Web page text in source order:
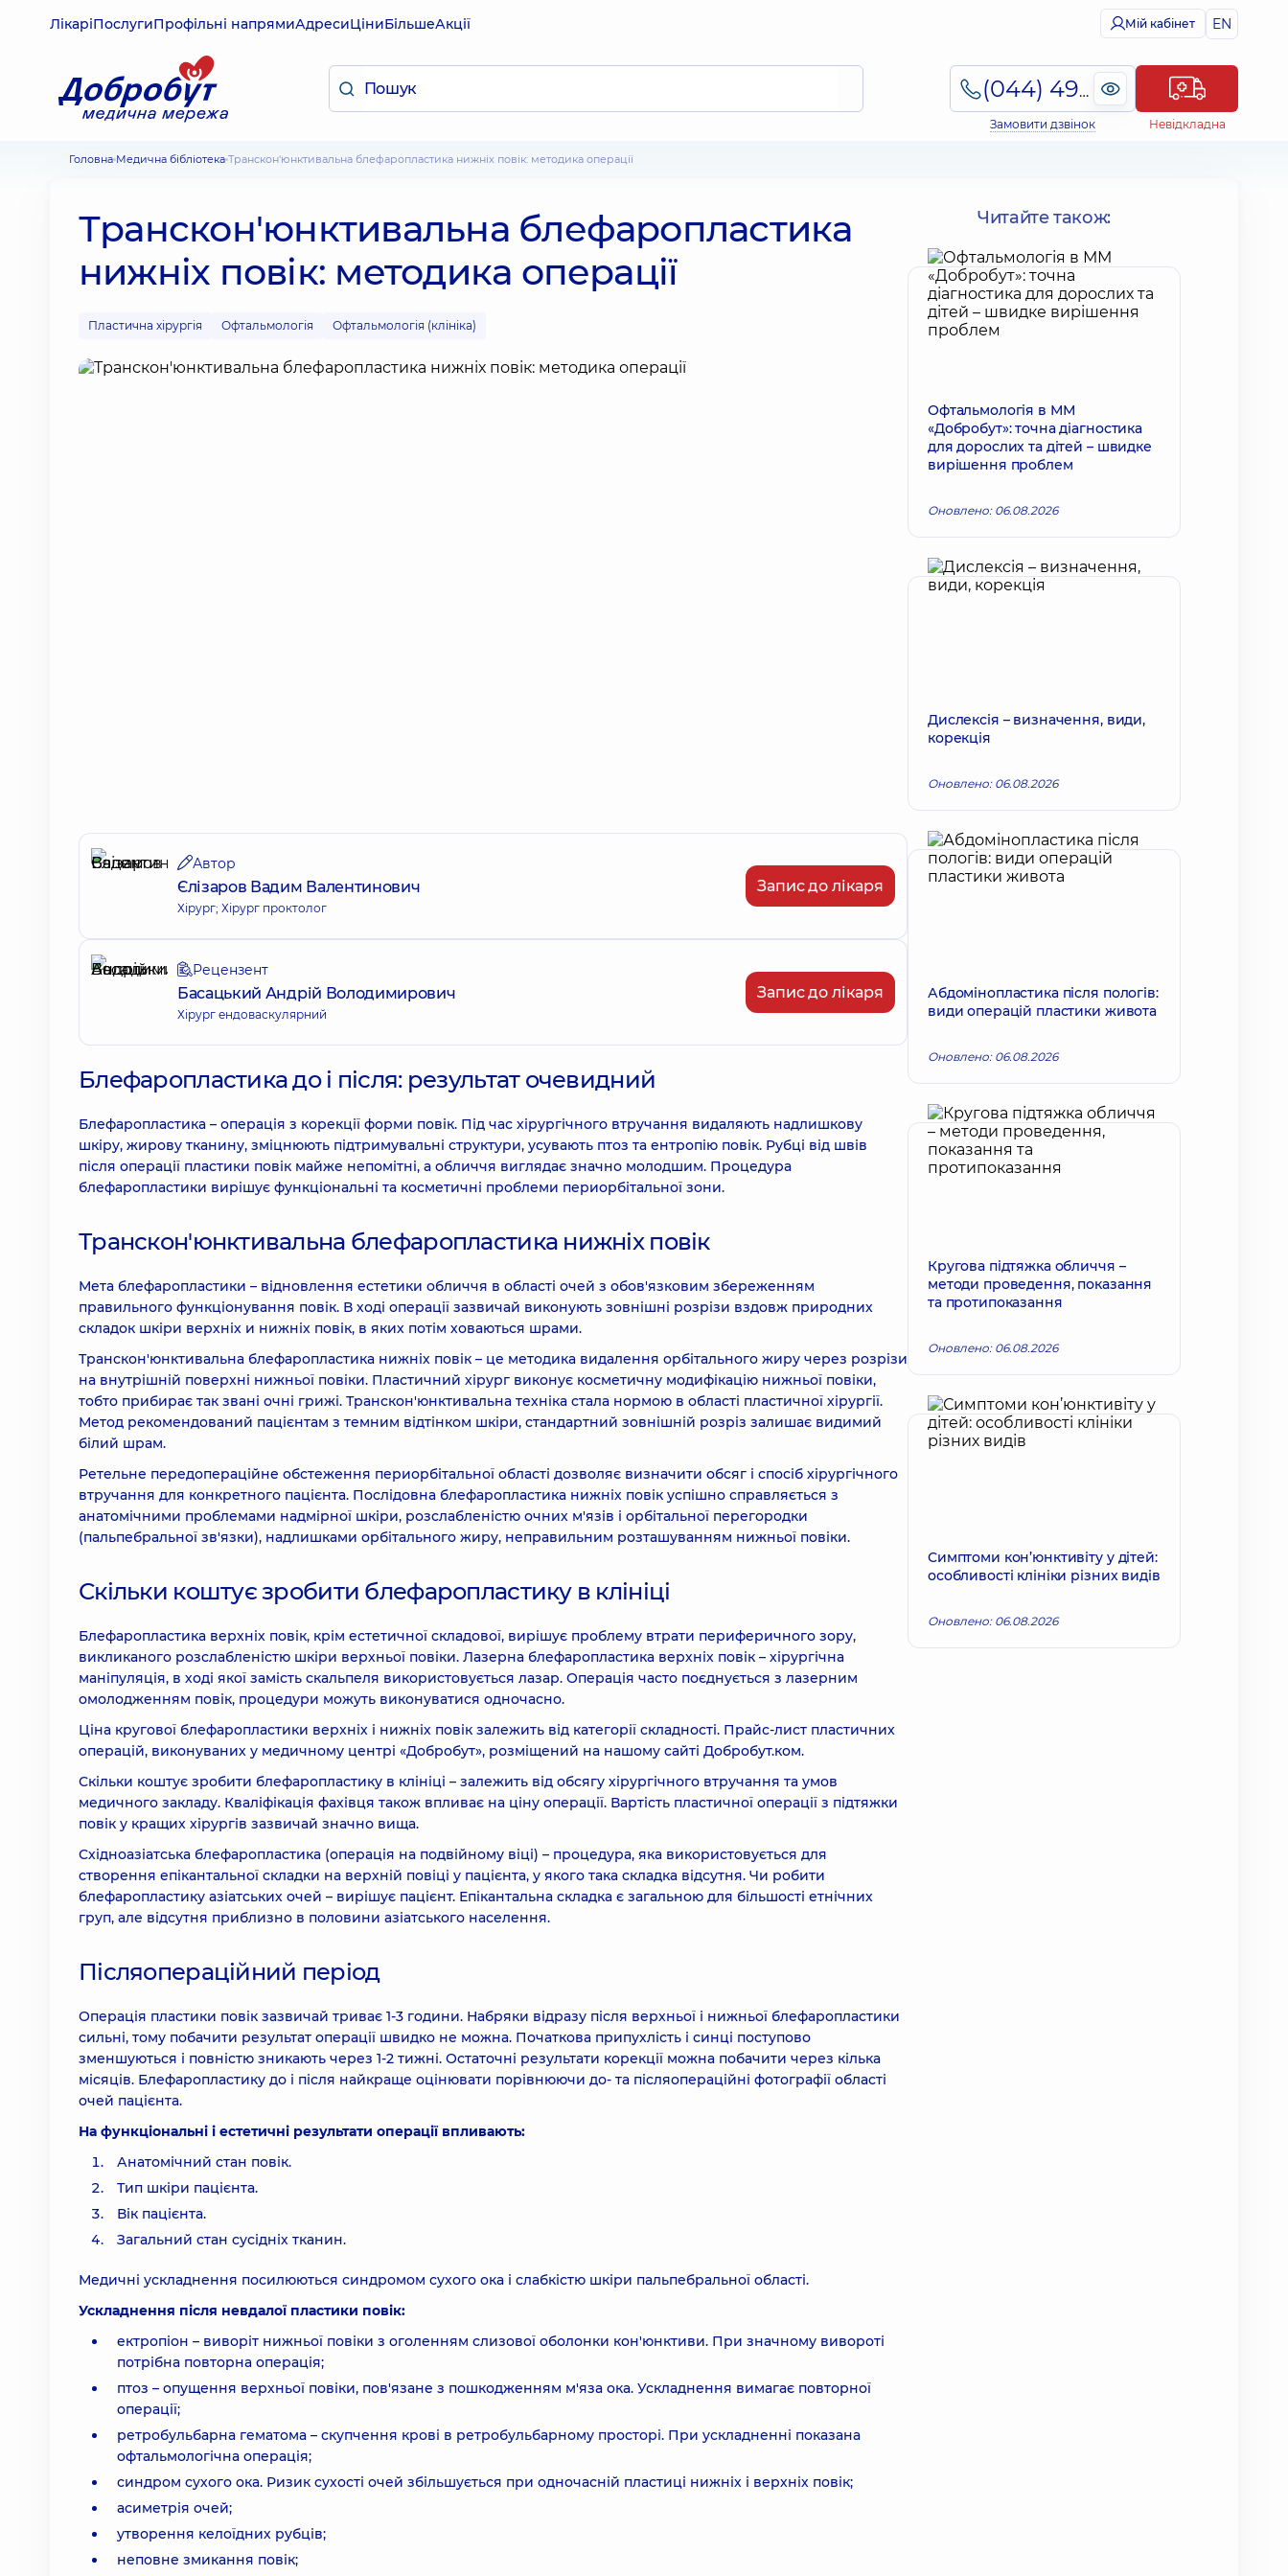
ЛікаріПослугиПрофільні напрямиАдресиЦіниБільшеАкції Мій кабінет EN
(044) 495-2-888
Замовити дзвінок Невідкладна
Головна Медична бібліотека Транскон'юнктивальна блефаропластика нижніх повік: методика операції
Транскон'юнктивальна блефаропластика
нижніх повік: методика операції
Пластична хірургія Офтальмологія Офтальмологія (клініка)
Автор
Єлізаров Вадим Валентинович
Хірург; Хірург проктолог
Запис до лікаря
Рецензент
Басацький Андрій Володимирович
Хірург ендоваскулярний
Запис до лікаря
Блефаропластика до і після: результат очевидний
Блефаропластика – операція з корекції форми повік. Під час хірургічного втручання видаляють надлишкову
шкіру, жирову тканину, зміцнюють підтримувальні структури, усувають птоз та ентропію повік. Рубці від швів
після операції пластики повік майже непомітні, а обличчя виглядає значно молодшим. Процедура
блефаропластики вирішує функціональні та косметичні проблеми периорбітальної зони.
Транскон'юнктивальна блефаропластика нижніх повік
Мета блефаропластики – відновлення естетики обличчя в області очей з обов'язковим збереженням
правильного функціонування повік. В ході операції зазвичай виконують зовнішні розрізи вздовж природних
складок шкіри верхніх и нижніх повік, в яких потім ховаються шрами.
Транскон'юнктивальна блефаропластика нижніх повік – це методика видалення орбітального жиру через розрізи
на внутрішній поверхні нижньої повіки. Пластичний хірург виконує косметичну модифікацію нижньої повіки,
тобто прибирає так звані очні грижі. Транскон'юнктивальна техніка стала нормою в області пластичної хірургії.
Метод рекомендований пацієнтам з темним відтінком шкіри, стандартний зовнішній розріз залишає видимий
білий шрам.
Ретельне передопераційне обстеження периорбітальної області дозволяє визначити обсяг і спосіб хірургічного
втручання для конкретного пацієнта. Послідовна блефаропластика нижніх повік успішно справляється з
анатомічними проблемами надмірної шкіри, розслабленістю очних м'язів і орбітальної перегородки
(пальпебральної зв'язки), надлишками орбітального жиру, неправильним розташуванням нижньої повіки.
Скільки коштує зробити блефаропластику в клініці
Блефаропластика верхніх повік, крім естетичної складової, вирішує проблему втрати периферичного зору,
викликаного розслабленістю шкіри верхньої повіки. Лазерна блефаропластика верхніх повік – хірургічна
маніпуляція, в ході якої замість скальпеля використовується лазар. Операція часто поєднується з лазерним
омолодженням повік, процедури можуть виконуватися одночасно.
Ціна кругової блефаропластики верхніх і нижніх повік залежить від категорії складності. Прайс-лист пластичних
операцій, виконуваних у медичному центрі «Добробут», розміщений на нашому сайті Добробут.ком.
Скільки коштує зробити блефаропластику в клініці – залежить від обсягу хірургічного втручання та умов
медичного закладу. Кваліфікація фахівця також впливає на ціну операції. Вартість пластичної операції з підтяжки
повік у кращих хірургів зазвичай значно вища.
Східноазіатська блефаропластика (операція на подвійному віці) – процедура, яка використовується для
створення епікантальної складки на верхній повіці у пацієнта, у якого така складка відсутня. Чи робити
блефаропластику азіатських очей – вирішує пацієнт. Епікантальна складка є загальною для більшості етнічних
груп, але відсутня приблизно в половини азіатського населення.
Післяопераційний період
Операція пластики повік зазвичай триває 1-3 години. Набряки відразу після верхньої і нижньої блефаропластики
сильні, тому побачити результат операції швидко не можна. Початкова припухлість і синці поступово
зменшуються і повністю зникають через 1-2 тижні. Остаточні результати корекції можна побачити через кілька
місяців. Блефаропластику до і після найкраще оцінювати порівнюючи до- та післяопераційні фотографії області
очей пацієнта.
На функціональні і естетичні результати операції впливають:
Анатомічний стан повік.
Тип шкіри пацієнта.
Вік пацієнта.
Загальний стан сусідніх тканин.
Медичні ускладнення посилюються синдромом сухого ока і слабкістю шкіри пальпебральної області.
Ускладнення після невдалої пластики повік:
ектропіон – виворіт нижньої повіки з оголенням слизової оболонки кон'юнктиви. При значному вивороті
потрібна повторна операція;
птоз – опущення верхньої повіки, пов'язане з пошкодженням м'яза ока. Ускладнення вимагає повторної
операції;
ретробульбарна гематома – скупчення крові в ретробульбарному просторі. При ускладненні показана
офтальмологічна операція;
синдром сухого ока. Ризик сухості очей збільшується при одночасній пластиці нижніх і верхніх повік;
асиметрія очей;
утворення келоїдних рубців;
неповне змикання повік;
Читайте також:
Офтальмологія в ММ
«Добробут»: точна діагностика
для дорослих та дітей – швидке
вирішення проблем
Оновлено: 06.08.2026
Дислексія – визначення, види,
корекція
Оновлено: 06.08.2026
Абдомінопластика після пологів:
види операцій пластики живота
Оновлено: 06.08.2026
Кругова підтяжка обличчя –
методи проведення, показання
та протипоказання
Оновлено: 06.08.2026
Симптоми кон’юнктивіту у дітей:
особливості клініки різних видів
Оновлено: 06.08.2026